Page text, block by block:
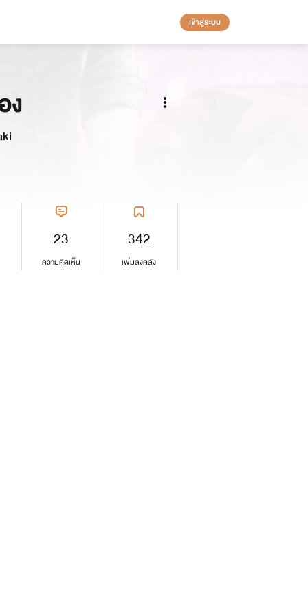
เข้าสู่ระบบ
ง
23
ความคิดเห็น
342
เพิ่มลงคลัง